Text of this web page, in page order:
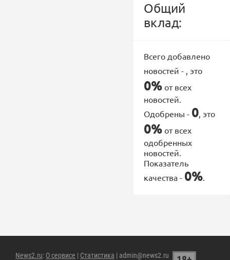
Общий
вклад:
Всего добавлено
новостей - , это
0% от всех
новостей.
Одобрены - 0, это
0% от всех
одобренных
новостей.
Показатель
качества - 0%.
News2.ru: О сервисе | Статистика | admin@news2.ru